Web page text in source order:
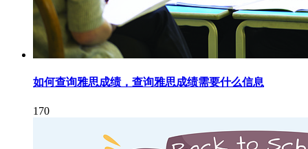
如何查询雅思成绩，查询雅思成绩需要什么信息
170